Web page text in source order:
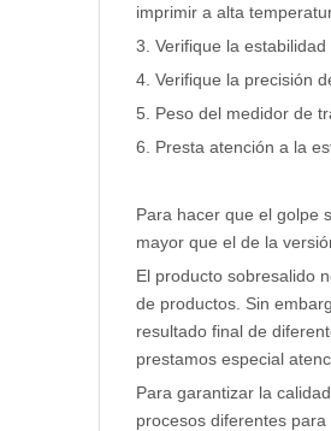
imprimir a alta
3. Verifique la
4. Verifique la precisión
5. Peso del medidor de
6. Presta atención a la
Para hacer que el golpe
mayor que el de la
El producto sobresalido
de productos. Sin
resultado final de
prestamos especial
Para garantizar la
procesos diferentes